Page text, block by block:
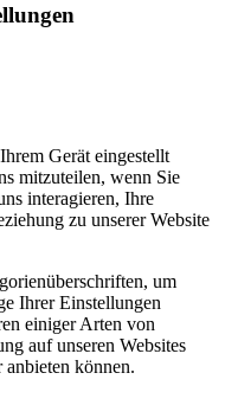
Gerät eingestellt
mitzuteilen, wenn Sie
interagieren, Ihre
zu unserer Website
um
Ihrer Einstellungen
einiger Arten von
auf unseren Websites
können.